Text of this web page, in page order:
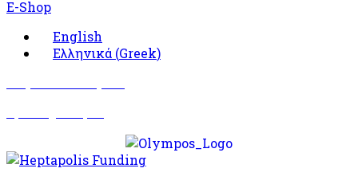
E-Shop
English
Ελληνικά (Greek)